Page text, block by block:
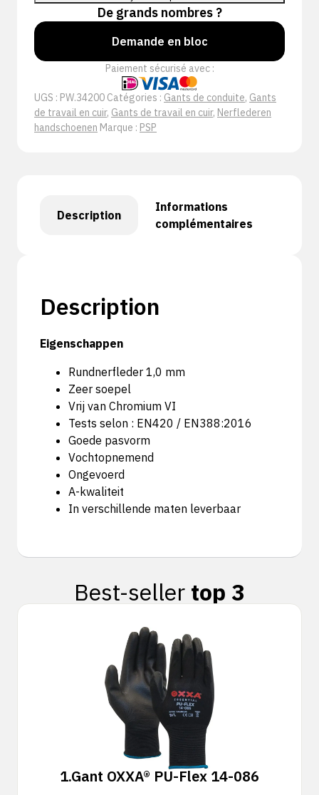
Nerfleren
Driver
De grands nombres ?
Demande en bloc
Paiement sécurisé avec :
UGS : PW.34200 Catégories : Gants de conduite, Gants
de travail en cuir, Gants de travail en cuir, Nerflederen
handschoenen Marque : PSP
Description
Informations
complémentaires
Description
Eigenschappen
Rundnerfleder 1,0 mm
Zeer soepel
Vrij van Chromium VI
Tests selon : EN420 / EN388:2016
Goede pasvorm
Vochtopnemend
Ongevoerd
A-kwaliteit
In verschillende maten leverbaar
Best-seller top 3
1.Gant OXXA® PU-Flex 14-086